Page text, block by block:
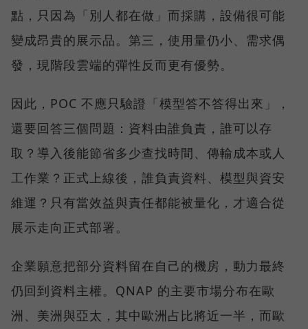
點，只因為「別人都在做」而採購，設備很可能
變成昂貴的展示品。第三，使用量仍小、需求偶
發，現階段雲端的彈性反而更有優勢。
因此，POC 不應只驗證「模型答不答得出來」，
還要回答三個問題：資料由誰負責，誰可以存
取？導入後能節省多少查找時間、傳輸成本或人
工作業？正式上線後，誰負責資料、模型與資安
維運？只有當效益與責任都能被量化，才適合從
展示走向正式部署。
企業願意把部分資料留在自己的機房，動力最終
仍回到資料主權。QNAP 的主要市場分布在歐
洲、美洲與亞太，其中歐洲占比將近一半，而歐